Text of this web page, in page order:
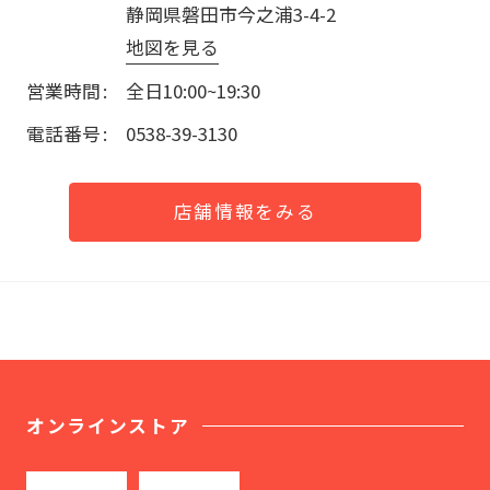
静岡県磐田市今之浦3-4-2
地図を見る
営業時間
全日10:00~19:30
電話番号
0538-39-3130
店舗情報をみる
オンラインストア